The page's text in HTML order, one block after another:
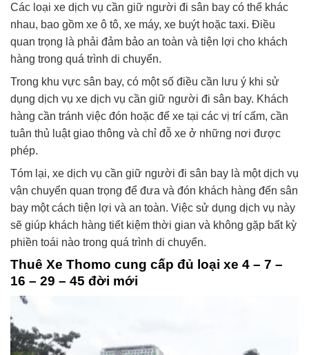
Các loại xe dịch vụ cần giữ người đi sân bay có thể khác
nhau, bao gồm xe ô tô, xe máy, xe buýt hoặc taxi. Điều
quan trọng là phải đảm bảo an toàn và tiện lợi cho khách
hàng trong quá trình di chuyển.
Trong khu vực sân bay, có một số điều cần lưu ý khi sử
dụng dịch vụ xe dịch vụ cần giữ người đi sân bay. Khách
hàng cần tránh việc đón hoặc để xe tại các vị trí cấm, cần
tuân thủ luật giao thông và chỉ đỗ xe ở những nơi được
phép.
Tóm lại, xe dịch vụ cần giữ người đi sân bay là một dịch vụ
vận chuyển quan trọng để đưa và đón khách hàng đến sân
bay một cách tiện lợi và an toàn. Việc sử dụng dịch vụ này
sẽ giúp khách hàng tiết kiệm thời gian và không gặp bất kỳ
phiền toái nào trong quá trình di chuyển.
Thuê Xe Thomo cung cấp đủ loại xe 4 – 7 –
16 – 29 – 45 đời mới